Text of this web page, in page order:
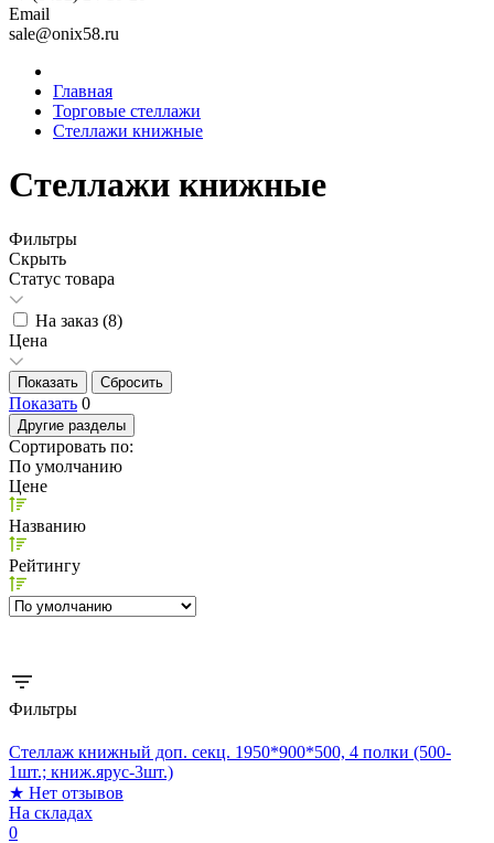
Email
sale@onix58.ru
Главная
Торговые стеллажи
Стеллажи книжные
Стеллажи книжные
Фильтры
Скрыть
Статус товара
На заказ (8)
Цена
Показать 0
Другие разделы
Сортировать по:
По умолчанию
Цене
Названию
Рейтингу
Фильтры
Стеллаж книжный доп. секц. 1950*900*500, 4 полки (500-
1шт.; книж.ярус-3шт.)
★ Нет отзывов
На складах
0